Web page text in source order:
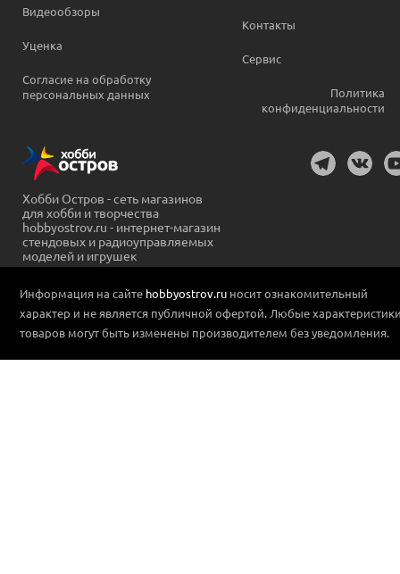
Видеообзоры
Уценка
Согласие на обработку
персональных данных
Контакты
Сервис
Политика
конфиденциальности
Хобби Остров - сеть магазинов
для хобби и творчества
hobbyostrov.ru - интернет-магазин
стендовых и радиоуправляемых
моделей и игрушек
Информация на сайте hobbyostrov.ru носит ознакомительный
характер и не является публичной офертой. Любые
товаров могут быть изменены производителем без уведомления.